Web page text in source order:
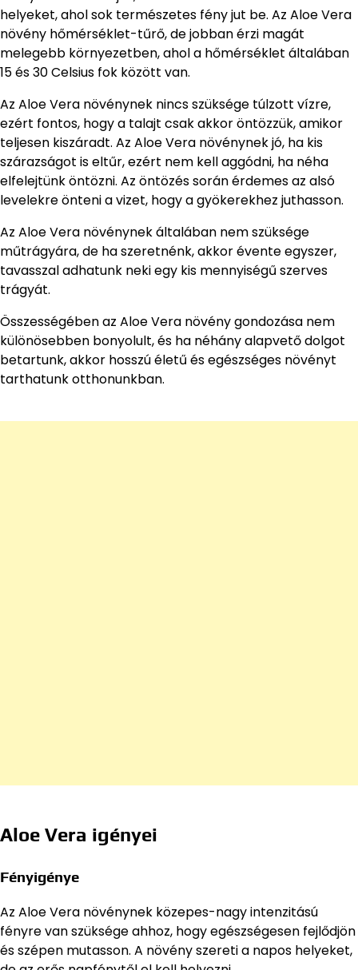
helyeket, ahol sok természetes fény jut be. Az Aloe Vera
növény hőmérséklet-tűrő, de jobban érzi magát
melegebb környezetben, ahol a hőmérséklet általában
15 és 30 Celsius fok között van.
Az Aloe Vera növénynek nincs szüksége túlzott vízre,
ezért fontos, hogy a talajt csak akkor öntözzük, amikor
teljesen kiszáradt. Az Aloe Vera növénynek jó, ha kis
szárazságot is eltűr, ezért nem kell aggódni, ha néha
elfelejtünk öntözni. Az öntözés során érdemes az alsó
levelekre önteni a vizet, hogy a gyökerekhez juthasson.
Az Aloe Vera növénynek általában nem szüksége
műtrágyára, de ha szeretnénk, akkor évente egyszer,
tavasszal adhatunk neki egy kis mennyiségű szerves
trágyát.
Összességében az Aloe Vera növény gondozása nem
különösebben bonyolult, és ha néhány alapvető dolgot
betartunk, akkor hosszú életű és egészséges növényt
tarthatunk otthonunkban.
Aloe Vera igényei
Fényigénye
Az Aloe Vera növénynek közepes-nagy intenzitású
fényre van szüksége ahhoz, hogy egészségesen fejlődjön
és szépen mutasson. A növény szereti a napos helyeket,